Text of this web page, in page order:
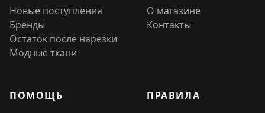
Новые поступления
Бренды
Остаток после нарезки
Модные ткани
О магазине
Контакты
ПОМОЩЬ
ПРАВИЛА